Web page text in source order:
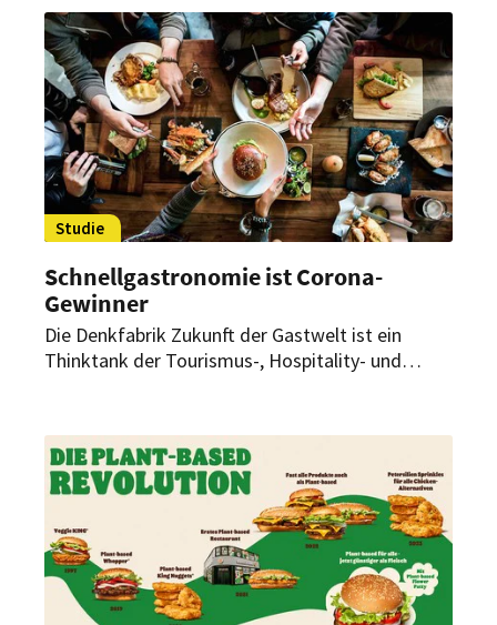
zufriedensten mit ihrem Leben sind. Und nicht
nur das – angeblich haben sie auch ein überaus
reiches Sozialleben.
Studie
Schnellgastronomie ist Corona-
Gewinner
Die Denkfabrik Zukunft der Gastwelt ist ein
Thinktank der Tourismus-, Hospitality- und
werden aktuelle Trends und Herausforderungen
des Außer-Haus-Markts nach Corona untersucht.
Mit erstaunlichen Ergebnissen.